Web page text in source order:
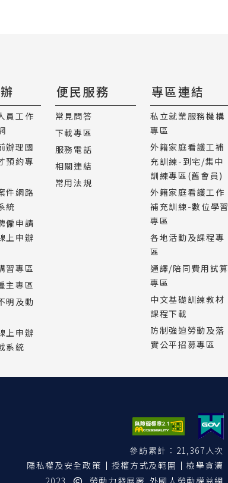
員工作
辦理國
預約專
件網路
統
僱申請
上申辦
習專區
主專區
明及動
上申辦
系統
便民服務
常見問答
下載專區
服務電話
相關連結
常用法規
專區連結
私立就業服務機構
專區
外籍家庭看護工補
充訓練-到宅/集中
訓練專區(舊會員)
外籍家庭看護工作
補充訓練-數位學習
專區
各地活動及課程專
區
通譯/陪同費用試算
專區
中文基礎訓練教材
課程下載
防制強迫勞動及落
實公平招募專區
參訪累計：21,367人次
隱私權及安全政策
授權方式及範圍
檢舉貪瀆
2023
勞動力發展署 外國人勞動權益網